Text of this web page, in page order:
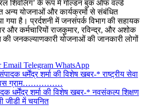
शिवलिंग’ के रूप में गोल्डन बुक ऑफ वर्ल्ड
अन्य योजनाओं और कार्यक्रमों से संबंधित
गया है। प्रर्दशनी में जनसंपर्क विभाग की सहायक
और कर्मचारियों राजकुमार, रविन्द्र, और अशोक
की जनकल्याणकारी योजनाओं की जानकारी लोगों
Email Telegram WhatsApp
धर्मेंद्र शर्मा की विशेष खबर-* राष्ट्रीय सेवा
दिवस ग्राम……………
धर्मेंद्र शर्मा की विशेष खबर-* नवसंकल्प शिक्षण
जीडी में चयनित